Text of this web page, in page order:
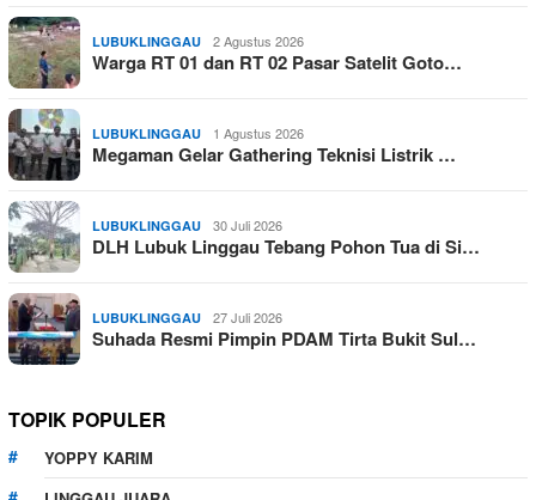
LUBUKLINGGAU 2 Agustus 2026
Warga RT 01 dan RT 02 Pasar Satelit Goto…
LUBUKLINGGAU 1 Agustus 2026
Megaman Gelar Gathering Teknisi Listrik …
LUBUKLINGGAU 30 Juli 2026
DLH Lubuk Linggau Tebang Pohon Tua di Si…
LUBUKLINGGAU 27 Juli 2026
Suhada Resmi Pimpin PDAM Tirta Bukit Sul…
TOPIK POPULER
YOPPY KARIM